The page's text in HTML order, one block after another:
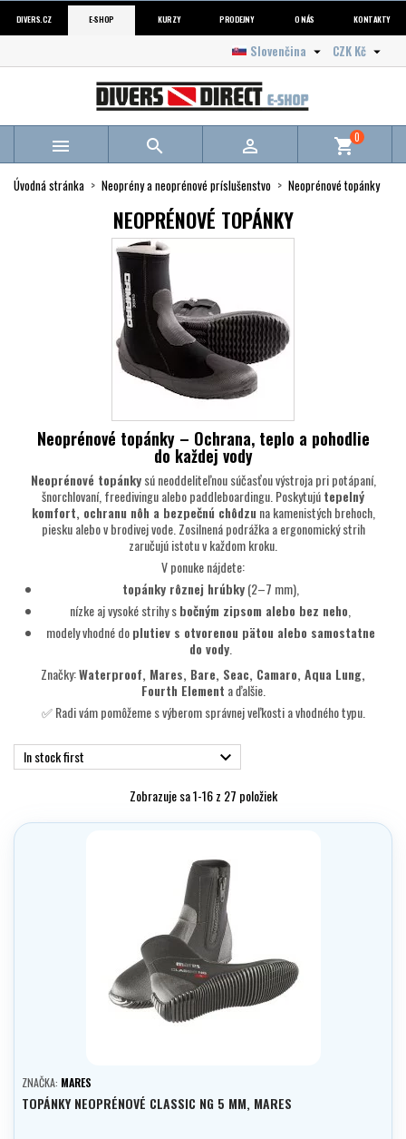
DIVERS.CZ E-SHOP KURZY PRODEJNY O NÁS KONTAKTY
CZK Kč 
Slovenčina 
   shopping_cart0
Úvodná stránka Neoprény a neoprénové príslušenstvo Neoprénové topánky
NEOPRÉNOVÉ TOPÁNKY
Neoprénové topánky – Ochrana, teplo a pohodlie
do každej vody
Neoprénové topánkysú neoddeliteľnou súčasťou výstroja pri potápaní,
šnorchlovaní, freedivingu alebo paddleboardingu. Poskytujútepelný
komfort, ochranu nôh a bezpečnú chôdzu na kamenistých brehoch,
piesku alebo v brodivej vode. Zosilnená podrážka a ergonomický strih
zaručujú istotu v každom kroku.
V ponuke nájdete:
topánky rôznej hrúbky(2–7 mm),
nízke aj vysoké strihy sbočným zipsom alebo bez neho
modely vhodné doplutiev s otvorenou pätou alebo samostatne
do vody.
Značky:Waterproof, Mares, Bare, Seac, Camaro, Aqua Lung,
Fourth Element a ďalšie.
✅ Radi vám pomôžeme s výberom správnej veľkosti a vhodného typu.
In stock first 
Zobrazuje sa 1-16 z 27 položiek
ZNAČKA: MARES
TOPÁNKY NEOPRÉNOVÉ CLASSIC NG 5 MM, MARES